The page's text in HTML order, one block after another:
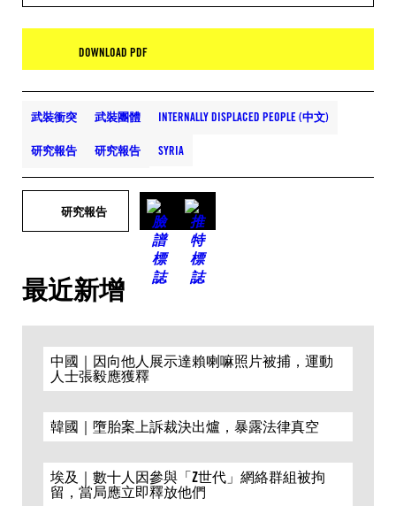
DOWNLOAD PDF
武裝衝突 武裝團體 INTERNALLY DISPLACED PEOPLE (中文)
研究報告 研究報告 SYRIA
研究報告
最近新增
中國｜因向他人展示達賴喇嘛照片被捕，運動
人士張毅應獲釋
韓國｜墮胎案上訴裁決出爐，暴露法律真空
埃及｜數十人因參與「Z世代」網絡群組被拘
留，當局應立即釋放他們